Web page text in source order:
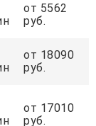
от 5562
руб.
от 18090
руб.
от 17010
руб.